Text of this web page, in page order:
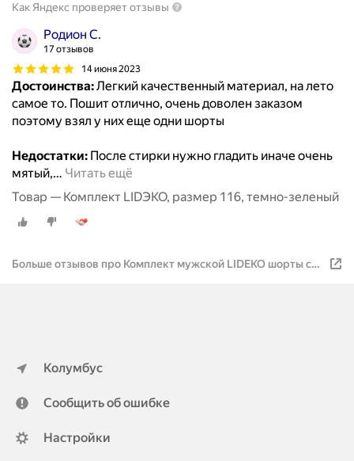
Как Яндекс проверяет отзывы
Родион С.
17 отзывов
14 июня 2023
Достоинства:Легкий качественный материал, на лето
самое то. Пошит отлично, очень доволен заказом
поэтому взял у них еще одни шорты
Недостатки: После стирки нужно гладить иначе очень
мятый,… Читать ещё
Товар — Комплект LIDЭКО, размер 116, темно-зеленый
Больше отзывов про Комплект мужской LIDEKO шорты с
Колумбус
Сообщить об ошибке
Настройки